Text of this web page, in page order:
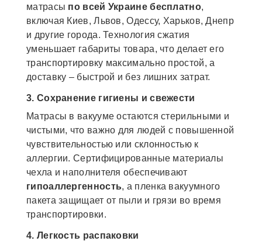
матрасы по всей Украине бесплатно,
включая Киев, Львов, Одессу, Харьков, Днепр
и другие города. Технология сжатия
уменьшает габариты товара, что делает его
транспортировку максимально простой, а
доставку – быстрой и без лишних затрат.
3. Сохранение гигиены и свежести
Матрасы в вакууме остаются стерильными и
чистыми, что важно для людей с повышенной
чувствительностью или склонностью к
аллергии. Сертифицированные материалы
чехла и наполнителя обеспечивают
гипоаллергенность, а пленка вакуумного
пакета защищает от пыли и грязи во время
транспортировки.
4. Легкость распаковки